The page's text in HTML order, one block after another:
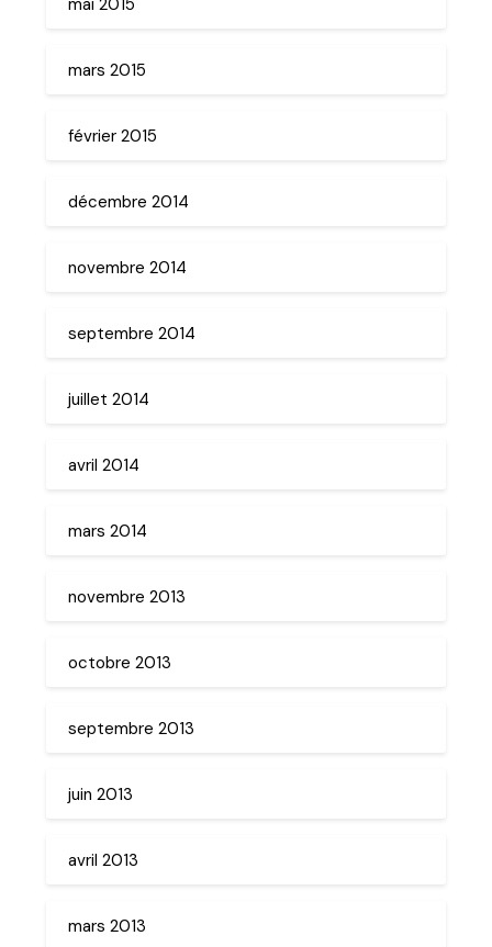
mars 2015
février 2015
décembre 2014
novembre 2014
septembre 2014
juillet 2014
avril 2014
mars 2014
novembre 2013
octobre 2013
septembre 2013
juin 2013
avril 2013
mars 2013